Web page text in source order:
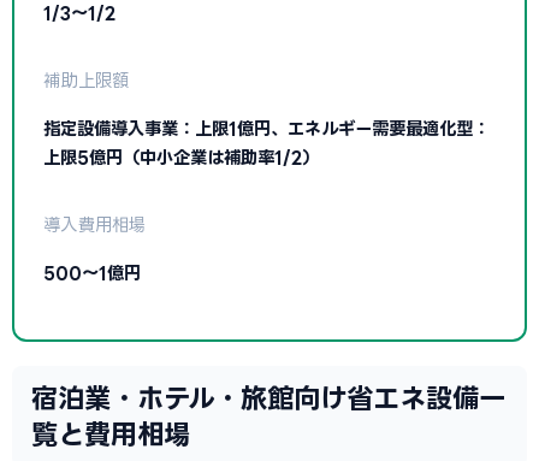
1/3〜1/2
補助上限額
指定設備導入事業：上限1億円、エネルギー需要最適化型：
上限5億円（中小企業は補助率1/2）
導入費用相場
500〜1億円
宿泊業・ホテル・旅館向け省エネ設備一
覧と費用相場